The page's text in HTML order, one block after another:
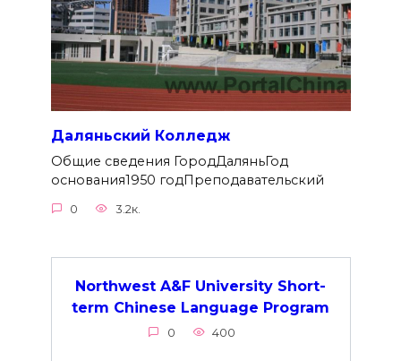
Даляньский Колледж
Общие сведения ГородДаляньГод
основания1950 годПреподавательский
0 3.2к.
Northwest A&F University Short-
term Chinese Language Program
0 400